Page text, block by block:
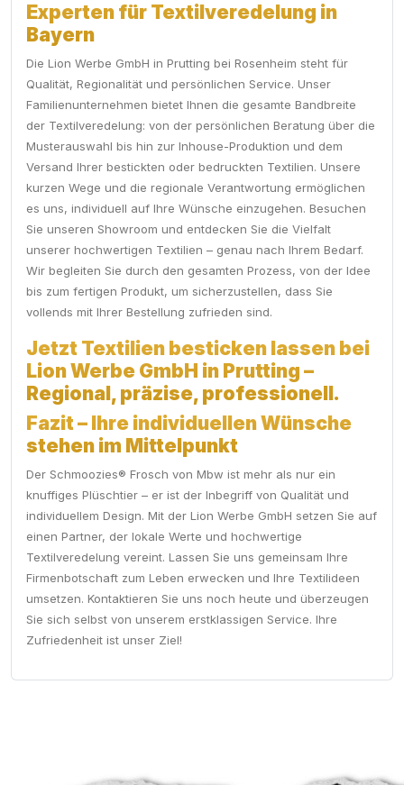
Experten für Textilveredelung in
Bayern
Die Lion Werbe GmbH in Prutting bei Rosenheim steht für
Qualität, Regionalität und persönlichen Service. Unser
Familienunternehmen bietet Ihnen die gesamte Bandbreite
der Textilveredelung: von der persönlichen Beratung über die
Musterauswahl bis hin zur Inhouse-Produktion und dem
Versand Ihrer bestickten oder bedruckten Textilien. Unsere
kurzen Wege und die regionale Verantwortung ermöglichen
es uns, individuell auf Ihre Wünsche einzugehen. Besuchen
Sie unseren Showroom und entdecken Sie die Vielfalt
unserer hochwertigen Textilien – genau nach Ihrem Bedarf.
Wir begleiten Sie durch den gesamten Prozess, von der Idee
bis zum fertigen Produkt, um sicherzustellen, dass Sie
vollends mit Ihrer Bestellung zufrieden sind.
Jetzt Textilien besticken lassen bei
Lion Werbe GmbH in Prutting –
Regional, präzise, professionell.
Fazit – Ihre individuellen Wünsche
stehen im Mittelpunkt
Der Schmoozies® Frosch von Mbw ist mehr als nur ein
knuffiges Plüschtier – er ist der Inbegriff von Qualität und
individuellem Design. Mit der Lion Werbe GmbH setzen Sie auf
einen Partner, der lokale Werte und hochwertige
Textilveredelung vereint. Lassen Sie uns gemeinsam Ihre
Firmenbotschaft zum Leben erwecken und Ihre Textilideen
umsetzen. Kontaktieren Sie uns noch heute und überzeugen
Sie sich selbst von unserem erstklassigen Service. Ihre
Zufriedenheit ist unser Ziel!